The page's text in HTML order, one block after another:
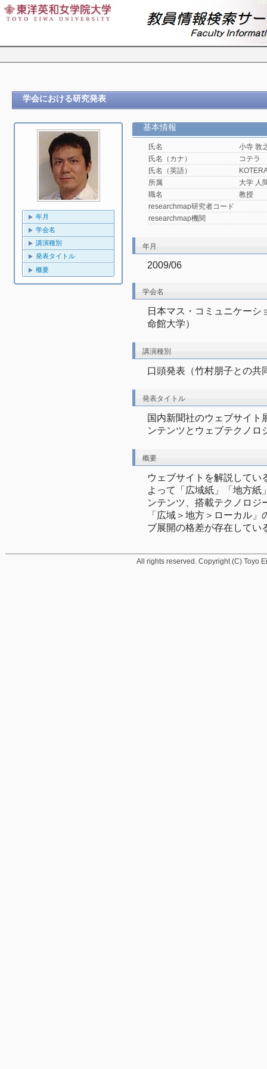
学会における研究発表
年月
学会名
講演種別
発表タイトル
概要
基本情報
氏名
小寺 敦
氏名（カナ）
コテラ
氏名（英語）
所属
大学 人
職名
教授
researchmap研究者コード
researchmap機関
年月
2009/06
学会名
日本マス・コミュニケー
命館大学）
講演種別
口頭発表（竹村朋子との共
発表タイトル
国内新聞社のウェブサイト
ンテンツとウェブテクノロ
概要
ウェブサイトを解説してい
よって「広域紙」「地方紙
ンテンツ、搭載テクノロジ
「広域＞地方＞ローカル
ブ展開の格差が存在してい